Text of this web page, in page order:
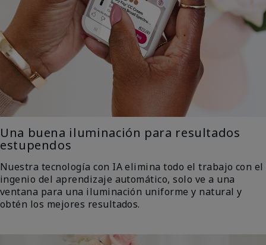
Una buena iluminación para resultados
estupendos
Nuestra tecnología con IA elimina todo el trabajo con el
ingenio del aprendizaje automático, solo ve a una
ventana para una iluminación uniforme y natural y
obtén los mejores resultados.